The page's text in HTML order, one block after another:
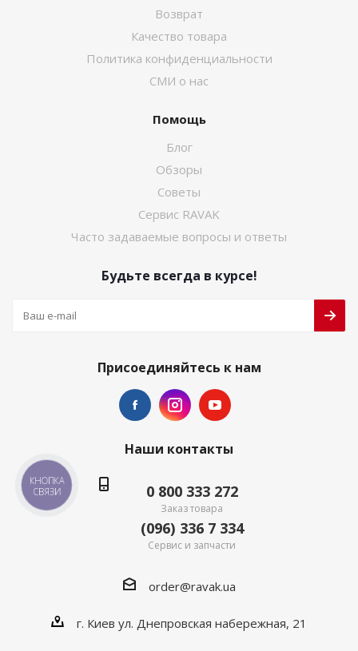
Возврат
Качество товара
Политика конфиденциальности
СМИ о нас
Помощь
Блог
Обзоры
Советы
Сервис RAVAK
Часто задаваемые вопросы и ответы
Будьте всегда в курсе!
Присоединяйтесь к нам
Наши контакты
0 800 333 272
Заказ товара
(096) 336 7 334
Сервис и запчасти
order@ravak.ua
г. Киев ул. Днепровская набережная, 21
КНОПКА
СВЯЗИ